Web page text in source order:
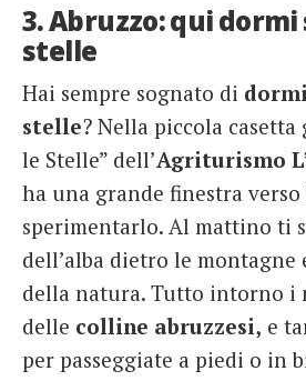
3. Abruzzo: qui
stelle
Hai sempre sognato di
stelle? Nella piccola casetta
le Stelle” dell’Agriturismo
ha una grande finestra
sperimentarlo. Al mattino ti
dell’alba dietro le
della natura. Tutto intorno i
delle colline abruzzesi, e
per passeggiate a piedi o in